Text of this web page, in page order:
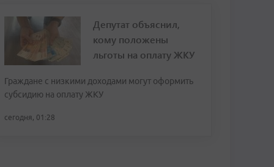
Депутат объяснил,
кому положены
льготы на оплату ЖКУ
Граждане с низкими доходами могут оформить
субсидию на оплату ЖКУ
сегодня, 01:28